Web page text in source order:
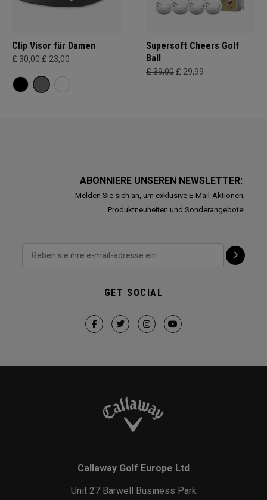
Clip Visor für Damen
£ 30,00 £ 23,00
Supersoft Cheers Golf
Ball
£ 39,00 £ 29,99
ABONNIERE UNSEREN NEWSLETTER:
Melden Sie sich an, um exklusive E-Mail-Aktionen,
Produktneuheiten und Sonderangebote!
GET SOCIAL
Callaway Golf Europe Ltd
Unit 27 Barwell Business Park